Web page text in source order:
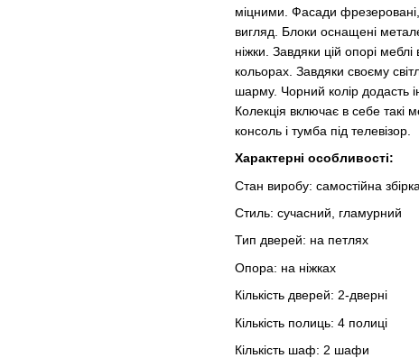
міцними. Фасади
вигляд. Блоки оснащені
ніжки. Завдяки цій опорі
кольорах. Завдяки своєму
шарму. Чорний колір додасть
Колекція включає в себе такі
консоль і тумба під телевізор.
Характерні особливості:
Стан виробу: самостійна
Стиль: сучасний, гламурний
Тип дверей: на петлях
Опора: на ніжках
Кількість дверей: 2-дверні
Кількість полиць: 4 полиці
Кількість шаф: 2 шафи